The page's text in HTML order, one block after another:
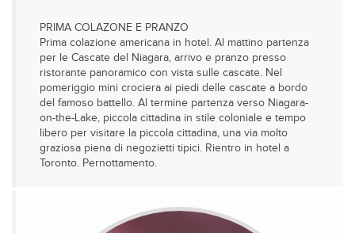
PRIMA COLAZONE E PRANZO
Prima colazione americana in hotel. Al mattino partenza
per le Cascate del Niagara, arrivo e pranzo presso
ristorante panoramico con vista sulle cascate. Nel
pomeriggio mini crociera ai piedi delle cascate a bordo
del famoso battello. Al termine partenza verso Niagara-
on-the-Lake, piccola cittadina in stile coloniale e tempo
libero per visitare la piccola cittadina, una via molto
graziosa piena di negozietti tipici. Rientro in hotel a
Toronto. Pernottamento.